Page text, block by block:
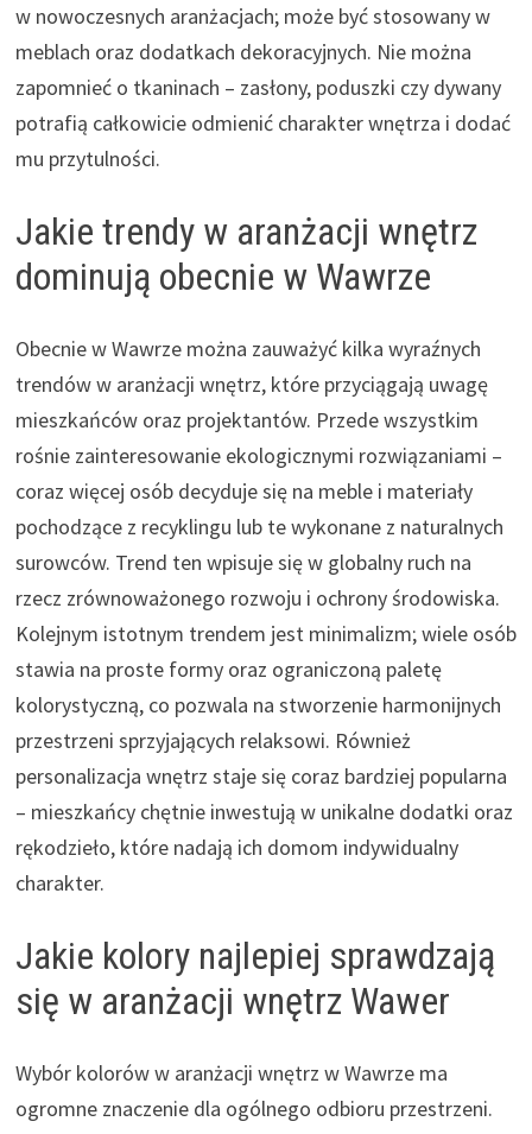
w nowoczesnych aranżacjach; może być stosowany w
meblach oraz dodatkach dekoracyjnych. Nie można
zapomnieć o tkaninach – zasłony, poduszki czy dywany
potrafią całkowicie odmienić charakter wnętrza i dodać
mu przytulności.
Jakie trendy w aranżacji wnętrz
dominują obecnie w Wawrze
Obecnie w Wawrze można zauważyć kilka wyraźnych
trendów w aranżacji wnętrz, które przyciągają uwagę
mieszkańców oraz projektantów. Przede wszystkim
rośnie zainteresowanie ekologicznymi rozwiązaniami –
coraz więcej osób decyduje się na meble i materiały
pochodzące z recyklingu lub te wykonane z naturalnych
surowców. Trend ten wpisuje się w globalny ruch na
rzecz zrównoważonego rozwoju i ochrony środowiska.
Kolejnym istotnym trendem jest minimalizm; wiele osób
stawia na proste formy oraz ograniczoną paletę
kolorystyczną, co pozwala na stworzenie harmonijnych
przestrzeni sprzyjających relaksowi. Również
personalizacja wnętrz staje się coraz bardziej popularna
– mieszkańcy chętnie inwestują w unikalne dodatki oraz
rękodzieło, które nadają ich domom indywidualny
charakter.
Jakie kolory najlepiej sprawdzają
się w aranżacji wnętrz Wawer
Wybór kolorów w aranżacji wnętrz w Wawrze ma
ogromne znaczenie dla ogólnego odbioru przestrzeni.